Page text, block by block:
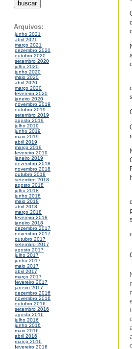
Arquivos:
junho 2021
abril 2021
março 2021
dezembro 2020
outubro 2020
setembro 2020
julho 2020
junho 2020
maio 2020
abril 2020
março 2020
fevereiro 2020
janeiro 2020
novembro 2019
outubro 2019
setembro 2019
agosto 2019
julho 2019
junho 2019
maio 2019
abril 2019
março 2019
fevereiro 2019
janeiro 2019
dezembro 2018
novembro 2018
outubro 2018
setembro 2018
agosto 2018
julho 2018
junho 2018
maio 2018
abril 2018
março 2018
fevereiro 2018
janeiro 2018
dezembro 2017
novembro 2017
outubro 2017
setembro 2017
agosto 2017
julho 2017
junho 2017
maio 2017
abril 2017
março 2017
fevereiro 2017
janeiro 2017
dezembro 2016
novembro 2016
outubro 2016
setembro 2016
agosto 2016
julho 2016
junho 2016
maio 2016
abril 2016
março 2016
fevereiro 2016